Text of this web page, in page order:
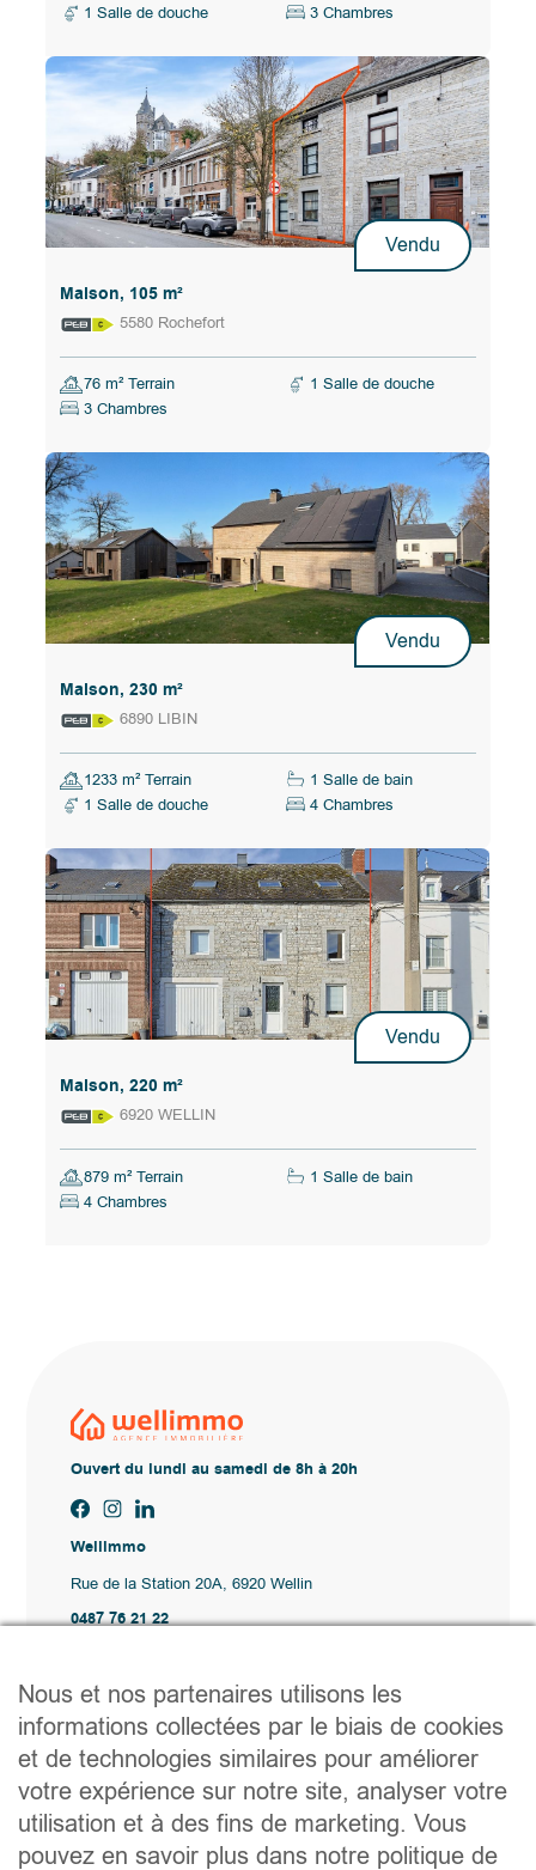
1 Salle de douche
3 Chambres
Vendu
Maison, 105 m²
5580 Rochefort
76 m² Terrain
1 Salle de douche
3 Chambres
Vendu
Maison, 230 m²
6890 LIBIN
1233 m² Terrain
1 Salle de bain
1 Salle de douche
4 Chambres
Vendu
Maison, 220 m²
6920 WELLIN
879 m² Terrain
1 Salle de bain
4 Chambres
Ouvert du lundi au samedi de 8h à 20h
Wellimmo
Rue de la Station 20A, 6920 Wellin
0487 76 21 22
Acheter
Louer
Vendre
Contact
Liens utiles
Nous et nos partenaires utilisons les
informations collectées par le biais de cookies
et de technologies similaires pour améliorer
votre expérience sur notre site, analyser votre
utilisation et à des fins de marketing. Vous
pouvez en savoir plus dans notre politique de